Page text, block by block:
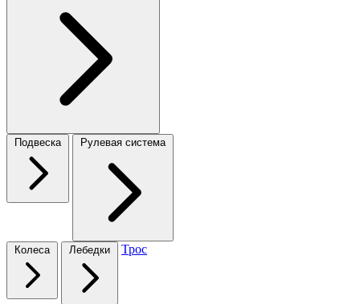
Подвеска Рулевая система
Колеса Лебедки Трос